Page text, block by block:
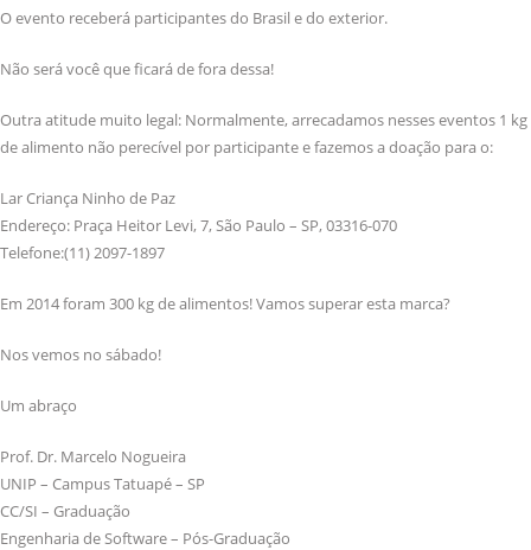
O evento receberá participantes do Brasil e do exterior.
Não será você que ficará de fora dessa!
Outra atitude muito legal: Normalmente, arrecadamos nesses eventos 1 kg
de alimento não perecível por participante e fazemos a doação para o:
Lar Criança Ninho de Paz
Endereço: Praça Heitor Levi, 7, São Paulo – SP, 03316-070
Telefone:(11) 2097-1897
Em 2014 foram 300 kg de alimentos! Vamos superar esta marca?
Nos vemos no sábado!
Um abraço
Prof. Dr. Marcelo Nogueira
UNIP – Campus Tatuapé – SP
CC/SI – Graduação
Engenharia de Software – Pós-Graduação